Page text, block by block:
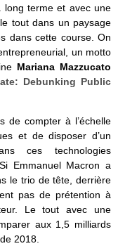
long terme et avec une
tout dans un paysage
dans cette course. On
un motto
Mariana Mazzucato
Debunking Public
de compter à l’échelle
et de disposer d’un
ces technologies
Emmanuel Macron a
le trio de tête, derrière
pas de prétention à
Le tout avec une
aux 1,5 milliards
2018.